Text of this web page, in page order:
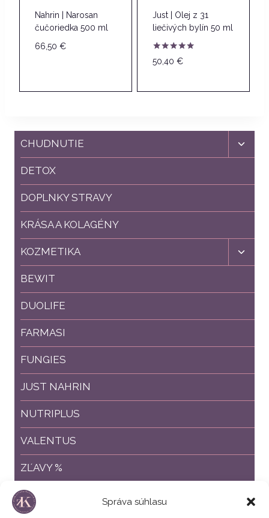
Správa súhlasu
Nahrin | Narosan
čučoriedka 500 ml
66,50 €
Just | Olej z 31
liečivých bylín 50 ml
Hodnotenie
5.00
50,40 €
CHUDNUTIE
child
DETOX
DOPLNKY STRAVY
KRÁSA A KOLAGÉNY
KOZMETIKA
child
BEWIT
DUOLIFE
FARMASI
FUNGIES
JUST NAHRIN
NUTRIPLUS
VALENTUS
ZĽAVY %
ZVÝHODNENÉ BALÍČKY